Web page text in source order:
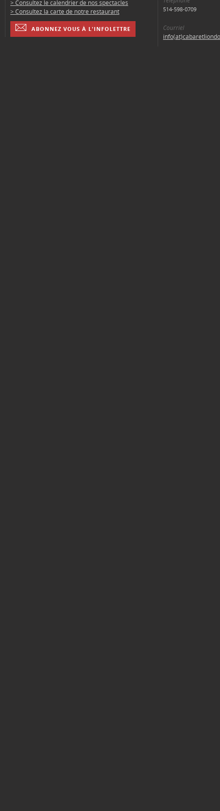
> Consultez le calendrier de nos spectacles
> Consultez la carte de notre restaurant
ABONNEZ VOUS À L'INFOLETTRE
514-598-0709
Courriel